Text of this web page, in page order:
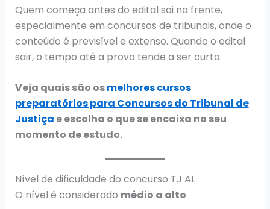
Quem começa antes do edital sai na frente,
especialmente em concursos de tribunais, onde o
conteúdo é previsível e extenso. Quando o edital
sair, o tempo até a prova tende a ser curto.
Veja quais são osmelhores cursos
preparatórios para Concursos do Tribunal de
Justiça e escolha o que se encaixa no seu
momento de estudo.
Nível de dificuldade do concurso TJ AL
O nível é considerado médio a alto.